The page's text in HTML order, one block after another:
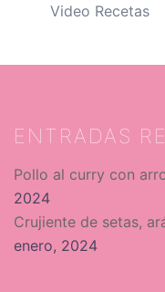
Video Recetas
ENTRADAS
Pollo al curry con
2024
Crujiente de setas,
enero, 2024